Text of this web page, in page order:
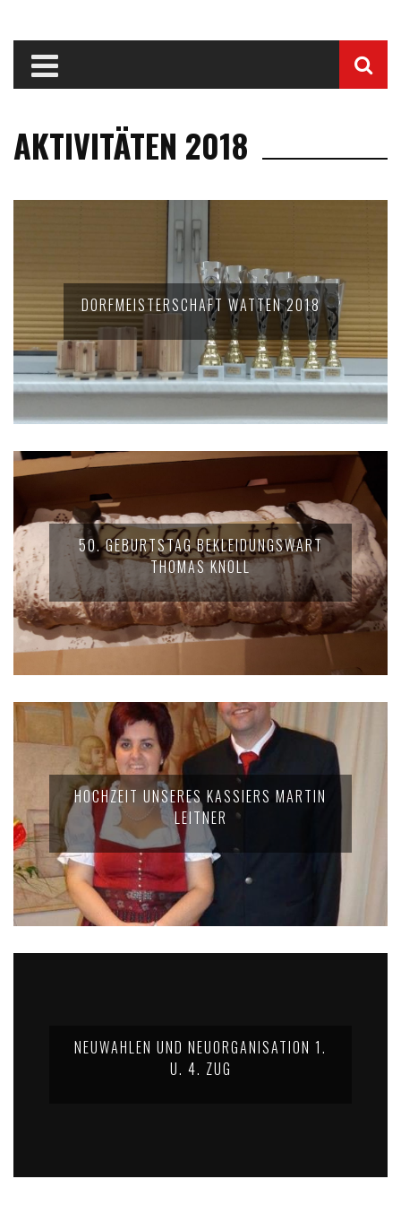
AKTIVITÄTEN 2018
DORFMEISTERSCHAFT WATTEN 2018
50. GEBURTSTAG BEKLEIDUNGSWART
THOMAS KNOLL
HOCHZEIT UNSERES KASSIERS MARTIN
LEITNER
NEUWAHLEN UND NEUORGANISATION 1.
U. 4. ZUG